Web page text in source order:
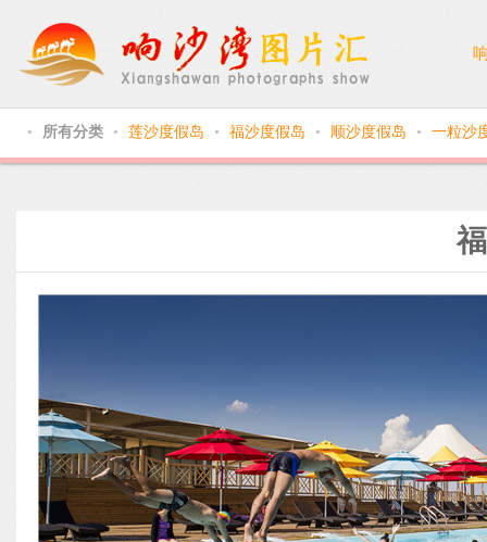
● 所有分类 ● 莲沙度假岛 ● 福沙度假岛 ● 顺沙度假岛 ● 一粒沙